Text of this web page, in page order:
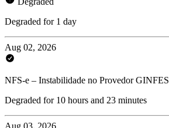
Degraded for 1 day
Aug 02, 2026
NFS-e – Instabilidade no Provedor GINFES
Degraded for 10 hours and 23 minutes
Aug 03, 2026